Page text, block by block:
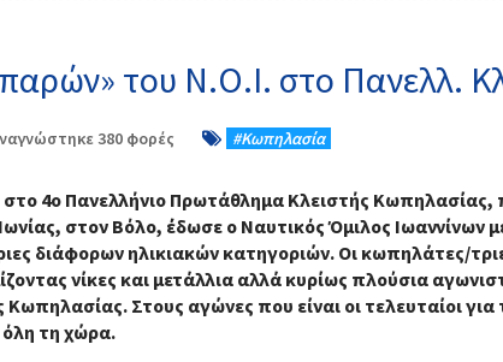
του Ν.Ο.Ι. στο Πανελλ.
380 φορές #Κωπηλασία
4ο Πανελλήνιο Πρωτάθλημα Κλειστής Κωπηλασίας,
στον Βόλο, έδωσε ο Ναυτικός Όμιλος Ιωαννίνων
διάφορων ηλικιακών κατηγοριών. Οι κωπηλάτες/
νίκες και μετάλλια αλλά κυρίως πλούσια
Κωπηλασίας. Στους αγώνες που είναι οι τελευταίοι
τη χώρα.